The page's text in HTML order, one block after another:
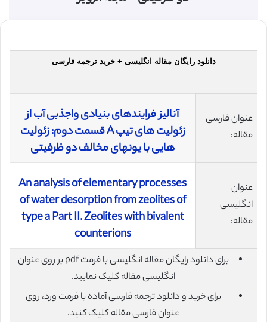
دانلود رایگان مقاله انگلیسی + خرید ترجمه فارسی
عنوان فارسی
مقاله:
آنالیز فرایندهای بنیادی واجذبی آب از
زئولیت های تیپ A قسمت دوم: زئولیت
هایی با یونهای مخالف دو ظرفیتی
عنوان
انگلیسی
مقاله:
An analysis of elementary processes
of water desorption from zeolites of
type a Part II. Zeolites with bivalent
counterions
برای دانلود رایگان مقاله انگلیسی با فرمت pdf بر روی عنوان
انگلیسی مقاله کلیک نمایید.
برای خرید و دانلود ترجمه فارسی آماده با فرمت ورد، روی
عنوان فارسی مقاله کلیک کنید.